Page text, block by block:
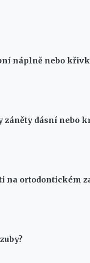
náplně nebo
záněty dásní nebo
na ortodontickém